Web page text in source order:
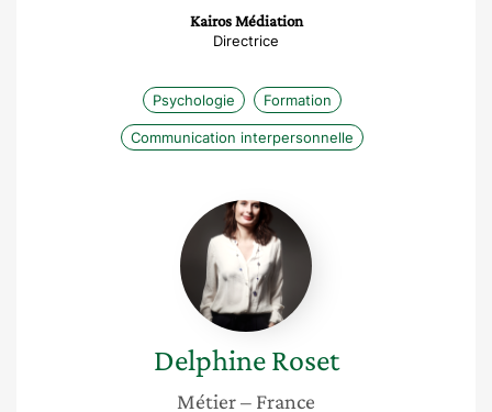
Kairos Médiation
Directrice
Psychologie Formation
Communication interpersonnelle
Delphine
Roset
Delphine Roset
Métier– France